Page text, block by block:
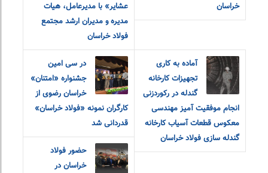
خراسان
عشایر» با مدیرعامل، هیات
مدیره و مدیران ارشد مجتمع
فولاد خراسان
آماده به کاری
تجهیزات کارخانه
گندله در رکوردزنی
انجام موفقیت آمیز مهندسی
معکوس قطعات آسیاب کارخانه
گندله سازی فولاد خراسان
در سی امین
جشنواره «امتنان»
خراسان رضوی از
کارگران نمونه «فولاد خراسان»
قدردانی شد
حضور فولاد
خراسان در